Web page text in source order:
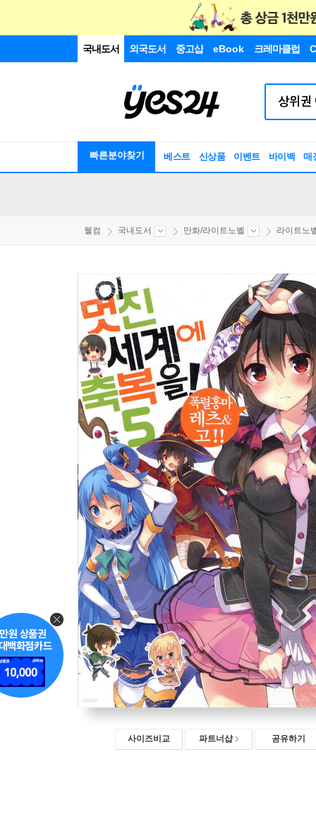
국내도서 외국도서 중고샵 eBook 크레마클럽
빠른분야찾기 베스트 신상품 이벤트 바이백 매
웰컴 국내도서 만화/라이트노벨 라이트노
사이즈비교 파트너샵 공유하기